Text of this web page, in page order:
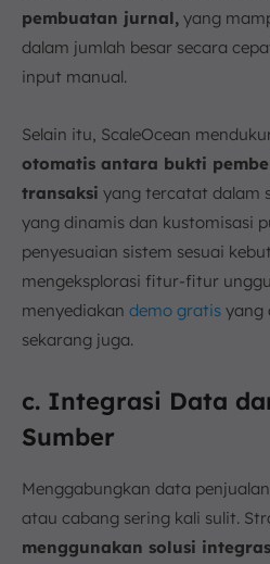
pembuatan jurnal, yang
dalam jumlah besar secara
input manual.
Selain itu, ScaleOcean
otomatis antara bukti
transaksi yang tercatat dalam
yang dinamis dan kustomisasi
penyesuaian sistem sesuai
mengeksplorasi fitur-fitur
menyediakan demo gratis yang
sekarang juga.
c. Integrasi Data
Sumber
Menggabungkan data
atau cabang sering kali sulit.
menggunakan solusi